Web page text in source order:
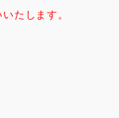
たします。